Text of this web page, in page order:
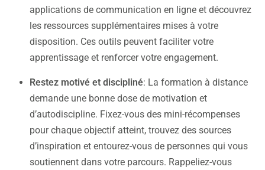
applications de communication en ligne et découvrez
les ressources supplémentaires mises à votre
disposition. Ces outils peuvent faciliter votre
apprentissage et renforcer votre engagement.
Restez motivé et discipliné: La formation à distance
demande une bonne dose de motivation et
d’autodiscipline. Fixez-vous des mini-récompenses
pour chaque objectif atteint, trouvez des sources
d’inspiration et entourez-vous de personnes qui vous
soutiennent dans votre parcours. Rappeliez-vous